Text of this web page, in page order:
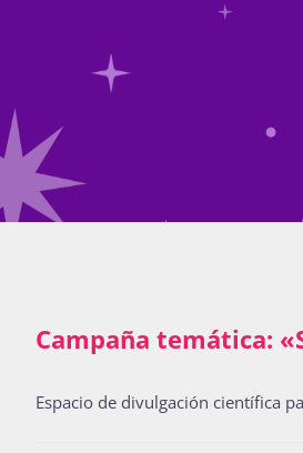
Campaña temática:
Espacio de divulgación científica